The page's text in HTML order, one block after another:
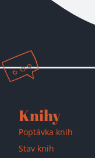
Knihy
Poptávka knih
Stav knih